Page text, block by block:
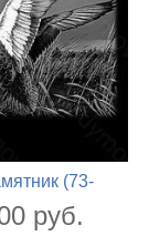
(73-
руб.